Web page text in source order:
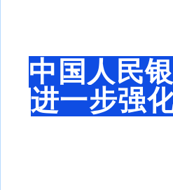
中国人民
进一步强